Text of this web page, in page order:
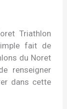
Triathlon
fait de
du Noret
renseigner
dans cette